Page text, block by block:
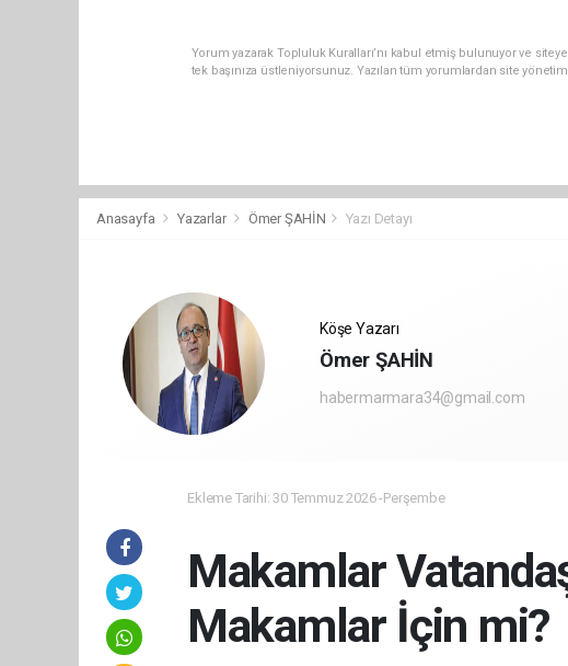
Yorum yazarak Topluluk Kuralları’nı kabul etmiş bulunuyor ve
tek başınıza üstleniyorsunuz. Yazılan tüm yorumlardan site
Anasayfa Yazarlar Ömer ŞAHİN Yazı Detayı
Köşe Yazarı
Ömer ŞAHİN
habermarmara34@gmail.com
Ekleme Tarihi: 30 Temmuz 2026 -Perşembe
Makamlar
Makamlar İçin mi?